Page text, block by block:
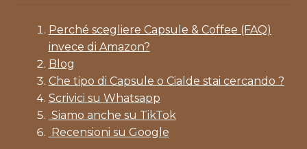
Perché scegliere Capsule & Coffee (FAQ)
invece di Amazon?
Blog
Che tipo di Capsule o Cialde stai cercando ?
Scrivici su Whatsapp
Siamo anche su TikTok
Recensioni su Google